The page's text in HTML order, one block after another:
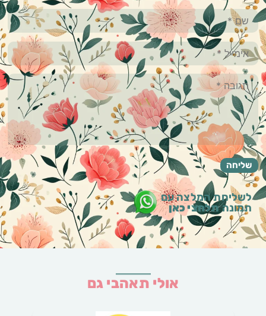
לשליחת המלצה עם
תמונהתלחצי כאן
אולי תאהבי גם